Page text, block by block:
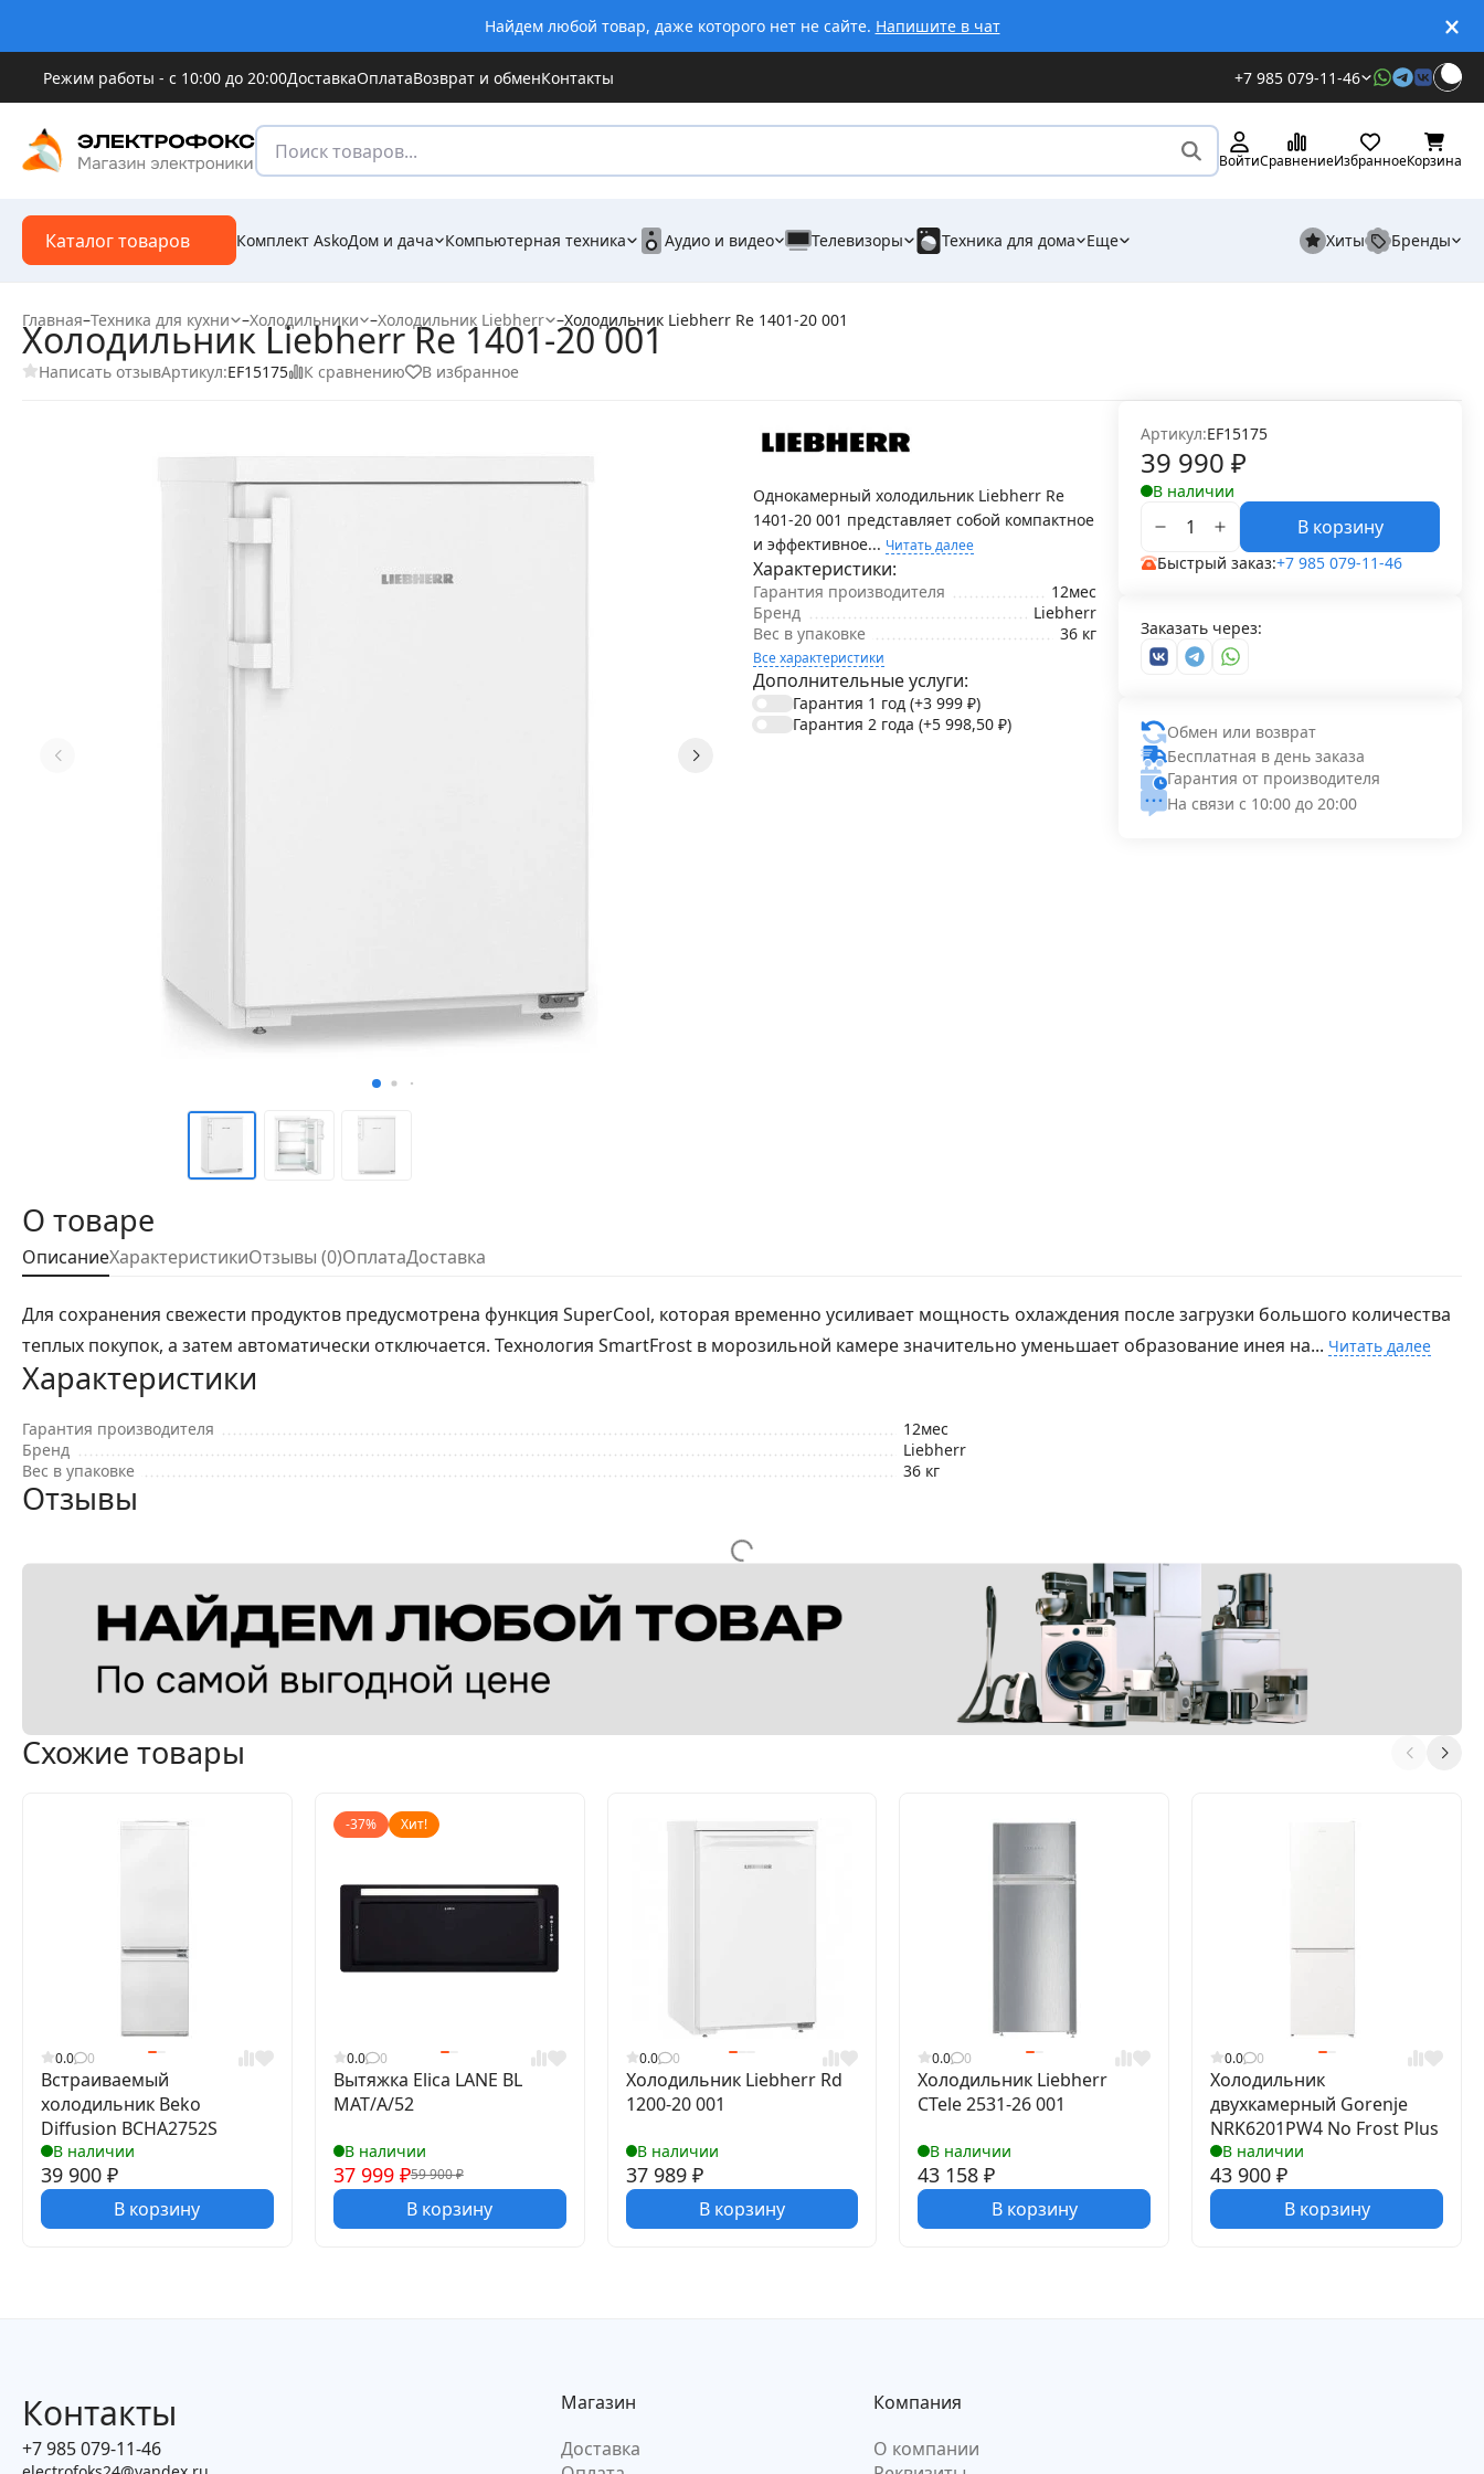
Найдем любой товар, даже которого нет не сайте. Напишите в чат
Режим работы - с 10:00 до 20:00ДоставкаОплатаВозврат и обменКонтакты +7 985 079-11-46
ВойтиСравнениеИзбранноеКорзина
Каталог товаров Комплект AskoДом и дача Компьютерная техника Аудио и видео Телевизоры Техника для дома Еще Хиты Бренды
Главная–Техника для кухни –Холодильники –Холодильник Liebherr –Холодильник Liebherr Re 1401-20 001
Холодильник Liebherr Re 1401-20 001
Написать отзывАртикул:EF15175 К сравнению В избранное
Однокамерный холодильник Liebherr Re
1401-20 001 представляет собой компактное
и эффективное... Читать далее
Характеристики:
Гарантия производителя
12мес
Бренд
Liebherr
Вес в упаковке
36 кг
Все характеристики
Дополнительные услуги:
Гарантия 1 год (+3 999 ₽)
Гарантия 2 года (+5 998,50 ₽)
Артикул:EF15175
39 990 ₽
В наличии
В корзину
Быстрый заказ:+7 985 079-11-46
Заказать через:
Обмен или возврат
Бесплатная в день заказа
Гарантия от производителя
На связи с 10:00 до 20:00
О товаре
ОписаниеХарактеристикиОтзывы (0)ОплатаДоставка
Для сохранения свежести продуктов предусмотрена функция SuperCool, которая временно усиливает мощность охлаждения после загрузки большого количества
теплых покупок, а затем автоматически отключается. Технология SmartFrost в морозильной камере значительно уменьшает образование инея на... Читать далее
Характеристики
Гарантия производителя
12мес
Бренд
Liebherr
Вес в упаковке
36 кг
Отзывы
Схожие товары
0.0 0
Встраиваемый
холодильник Beko
Diffusion BCHA2752S
В наличии
39 900 ₽
В корзину
-37% Хит!
0.0 0
Вытяжка Elica LANE BL
MAT/A/52
В наличии
59 900₽
37 999 ₽
В корзину
0.0 0
Холодильник Liebherr Rd
1200-20 001
В наличии
37 989 ₽
В корзину
0.0 0
Холодильник Liebherr
CTele 2531-26 001
В наличии
43 158₽
В корзину
0.0 0
Холодильник
двухкамерный Gorenje
NRK6201PW4 No Frost Plus
В наличии
43 900₽
В корзину
Контакты
+7 985 079-11-46
Магазин
Доставка
Компания
О компании